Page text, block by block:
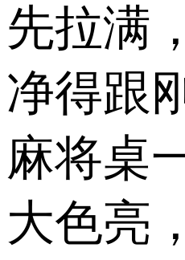
先拉满
净得跟
麻将桌
大色亮